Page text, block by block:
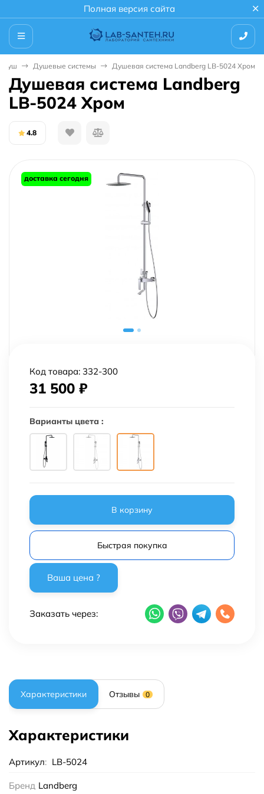
Полная версия сайта
Душ Душевые системы Душевая система Landberg LB-5024 Хром
Душевая система Landberg
LB-5024 Хром
4.8
доставка сегодня
Код товара: 332-300
31 500 ₽
Варианты цвета :
В корзину
Быстрая покупка
Заказать через:
Характеристики Отзывы 0
Характеристики
Артикул: LB-5024
Бренд Landberg